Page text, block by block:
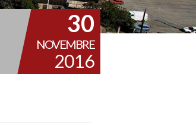
30
NOVEMBRE
2016